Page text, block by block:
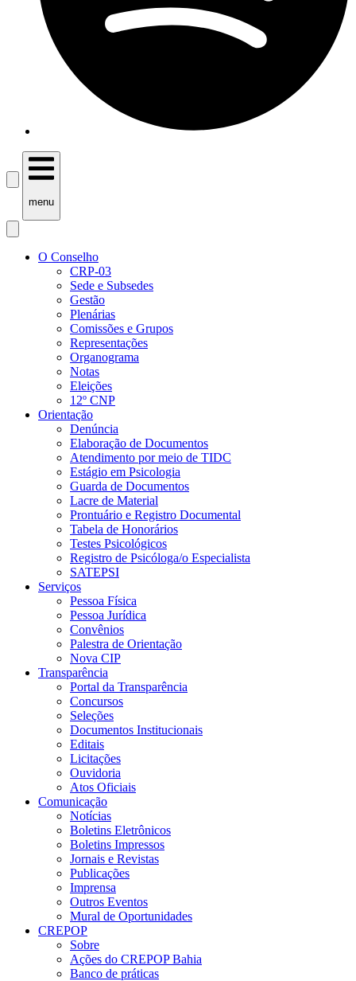
menu
O Conselho
CRP-03
Sede e Subsedes
Gestão
Plenárias
Comissões e Grupos
Representações
Organograma
Notas
Eleições
12º CNP
Orientação
Denúncia
Elaboração de Documentos
Atendimento por meio de TIDC
Estágio em Psicologia
Guarda de Documentos
Lacre de Material
Prontuário e Registro Documental
Tabela de Honorários
Testes Psicológicos
Registro de Psicóloga/o Especialista
SATEPSI
Serviços
Pessoa Física
Pessoa Jurídica
Convênios
Palestra de Orientação
Nova CIP
Transparência
Portal da Transparência
Concursos
Seleções
Documentos Institucionais
Editais
Licitações
Ouvidoria
Atos Oficiais
Comunicação
Notícias
Boletins Eletrônicos
Boletins Impressos
Jornais e Revistas
Publicações
Imprensa
Outros Eventos
Mural de Oportunidades
CREPOP
Sobre
Ações do CREPOP Bahia
Banco de práticas